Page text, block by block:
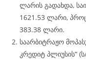
ლარის გადახდა,
1621.53 ლარი,
383.38 ლარი.
საარბიტრაჟო
კრედიტ პლიუსის“